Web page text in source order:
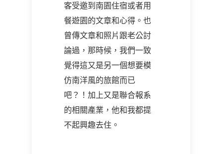
客受邀到南園住宿或者用
餐遊園的文章和心得。也
曾傳文章和照片跟老公討
論過，那時候，我們一致
覺得這又是另一個想要模
仿南洋風的旅館而已
吧？！加上又是聯合報系
的相關產業，他和我都提
不起興趣去住。